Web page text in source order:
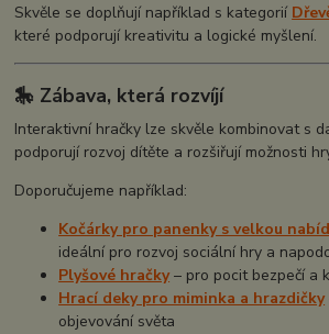
Skvěle se doplňují například s kategorií
které podporují kreativitu a logické myšlení.
🎠 Zábava, která rozvíjí
Interaktivní hračky lze skvěle kombinovat s
podporují rozvoj dítěte a rozšiřují možnosti
Doporučujeme například:
Kočárky pro panenky s velkou
ideální pro rozvoj sociální hry a
Plyšové hračky– pro pocit bezpečí a
Hrací deky pro miminka a hrazdičky
objevování světa